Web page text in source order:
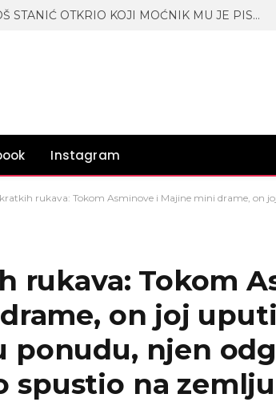
SKANDAL! UROŠ STANIĆ OTKRIO KOJI MOĆNIK MU JE PISAO! Izbio haos uživo u emisiji – REGION ŠOKIRAN! (VIDEO)
Instagram
rukava: Tokom Asminove i Majine mini drame, on
rukava: Tokom
on joj
ponudu, njen
spustio na